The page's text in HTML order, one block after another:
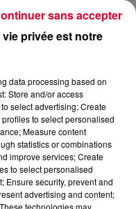
!
HUBERT
privée est notre
data processing based on
Store and/or access
select advertising; Create
to select personalised
Measure content
statistics or combinations
improve services; Create
to select personalised
Ensure security, prevent and
advertising and content;
technologies may
sans accepter